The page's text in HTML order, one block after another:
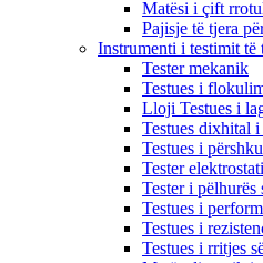
Matësi i çift
Pajisje të tjera
Instrumenti i testimit të
Tester mekanik
Testues i
Lloji Testues i
Testues dixhital i
Testues i
Tester
Tester i pëlhurës
Testues i
Testues i
Testues i rritjes